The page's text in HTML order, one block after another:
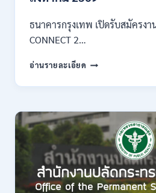
–
ธนาคารกรุงเทพ เปิดรับสมัครงาน
CONNECT 2…
อ่านรายละเอียด ธนาคาร
เปิด
สมัคร
งาน
40
ตำแหน่ง
/
ปริญญา